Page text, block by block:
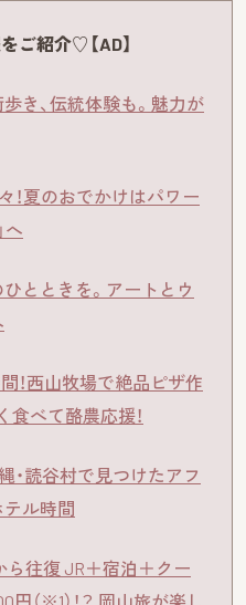
ご紹介♡【AD】
き、伝統体験も。魅力が
夏のおでかけはパワー
へ
とときを。アートとウ
！西山牧場で絶品ピザ作
食べて酪農応援！
・読谷村で見つけたアフ
ル時間
往復 JR＋宿泊＋クー
（※1）！？ 岡山旅が楽し